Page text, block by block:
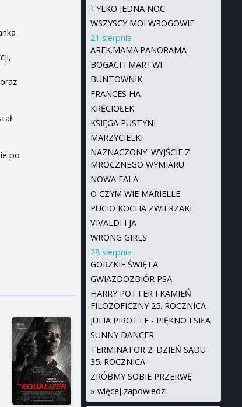
po
TYLKO JEDNA NOC
WSZYSCY MOI WROGOWIE
21 sierpnia
AREK.MAMA.PANORAMA
BOGACI I MARTWI
BUNTOWNIK
FRANCES HA
KRĘCIOŁEK
KSIĘGA PUSTYNI
MARZYCIELKI
NAZNACZONY: WYJŚCIE Z
MROCZNEGO WYMIARU
NOWA FALA
O CZYM WIE MARIELLE
PUCIO KOCHA ZWIERZAKI
VIVALDI I JA
WRONG GIRLS
28 sierpnia
GORZKIE ŚWIĘTA
GWIAZDOZBIÓR PSA
HARRY POTTER I KAMIEŃ
FILOZOFICZNY 25. ROCZNICA
JULIA PIROTTE - PIĘKNO I SIŁA
SUNNY DANCER
TERMINATOR 2: DZIEŃ SĄDU
35. ROCZNICA
ZRÓBMY SOBIE PRZERWĘ
» więcej zapowiedzi